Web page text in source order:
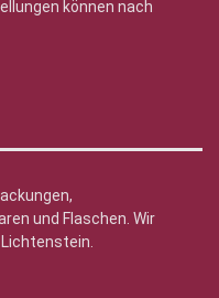
können nach
und Flaschen. Wir